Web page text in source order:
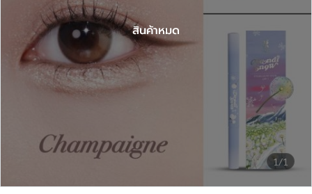
1/1
สินค้าหมด